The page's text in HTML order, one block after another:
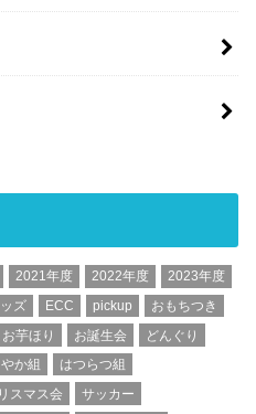
2021年度 2022年度
2023年度
ズ ECC pickup
おもちつき
お芋ほり お誕生会
どんぐり
か組
はつらつ組
スマス会
サッカー